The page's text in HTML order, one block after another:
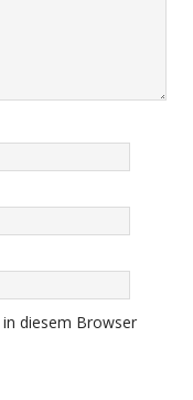
diesem Browser